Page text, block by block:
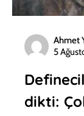
Ahmet
5
dikti: